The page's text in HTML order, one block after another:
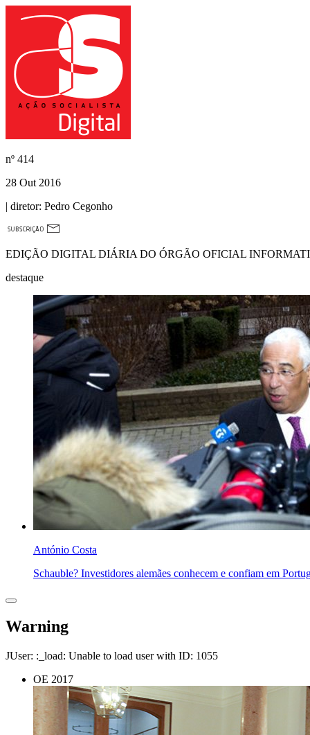
nº 414
28 Out 2016
| diretor: Pedro Cegonho
EDIÇÃO DIGITAL DIÁRIA DO ÓRGÃO OFICIAL
destaque
António Costa
Schauble? Investidores alemães conhecem e confiam em
Warning
JUser: :_load: Unable to load user with ID: 1055
OE 2017